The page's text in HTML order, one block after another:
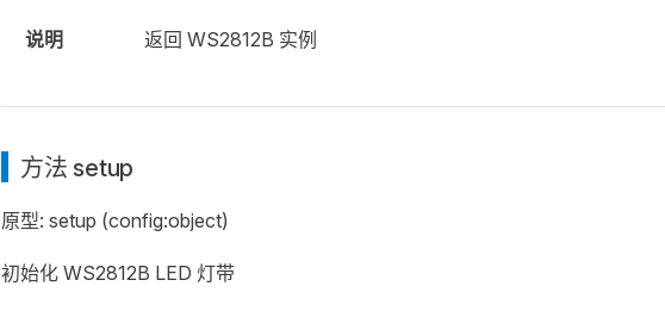
说明 返回 WS2812B 实例
方法 setup
原型: setup (config:object)
初始化 WS2812B LED 灯带